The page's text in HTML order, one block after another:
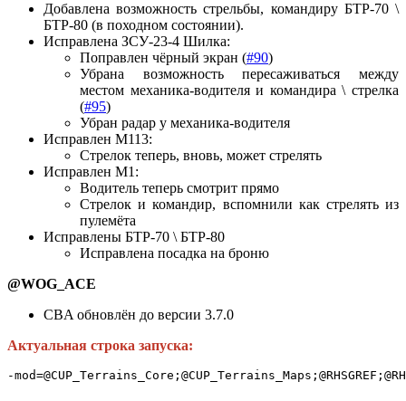
Добавлена возможность стрельбы, командиру БТР-70 \
БТР-80 (в походном состоянии).
Исправлена ЗСУ-23-4 Шилка:
Поправлен чёрный экран (#90)
Убрана возможность пересаживаться между
местом механика-водителя и командира \ стрелка
(#95)
Убран радар у механика-водителя
Исправлен М113:
Стрелок теперь, вновь, может стрелять
Исправлен М1:
Водитель теперь смотрит прямо
Стрелок и командир, вспомнили как стрелять из
пулемёта
Исправлены БТР-70 \ БТР-80
Исправлена посадка на броню
@WOG_ACE
CBA обновлён до версии 3.7.0
Актуальная строка запуска:
-